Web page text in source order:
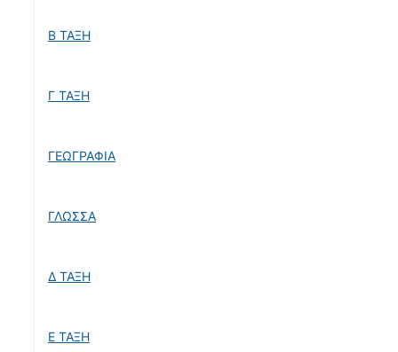
Β ΤΑΞΗ
Γ ΤΑΞΗ
ΓΕΩΓΡΑΦΙΑ
ΓΛΩΣΣΑ
Δ ΤΑΞΗ
Ε ΤΑΞΗ